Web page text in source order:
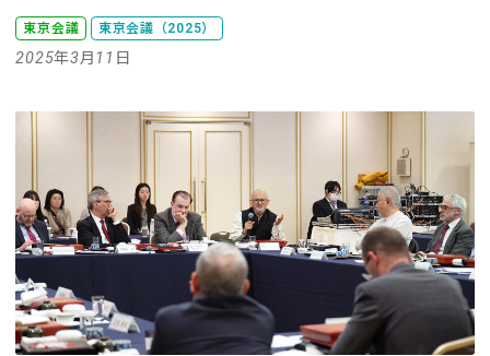
東京会議 東京会議（2025）
2025年3月11日